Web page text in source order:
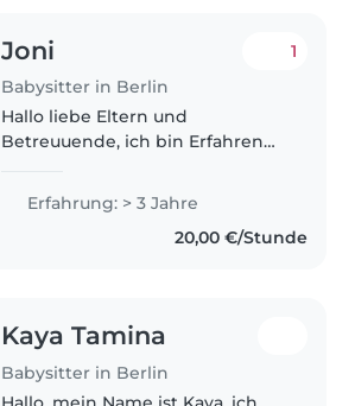
Joni
Babysitter in Berlin
1
Hallo liebe Eltern und
Betreuuende, ich bin Erfahren
schon von frühester Kindheit an
Care Arbeit übernommen und
freue mich auf die Arbeit in
Erfahrung: > 3 Jahre
20,00 €/Stunde
Kaya Tamina
Babysitter in Berlin